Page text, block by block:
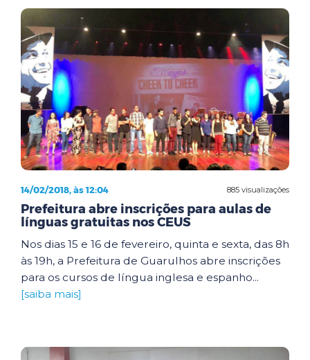
885 visualizações
14/02/2018, às 12:04
Prefeitura abre inscrições para aulas de
línguas gratuitas nos CEUS
Nos dias 15 e 16 de fevereiro, quinta e sexta, das 8h
às 19h, a Prefeitura de Guarulhos abre inscrições
para os cursos de língua inglesa e espanho...
[saiba mais]